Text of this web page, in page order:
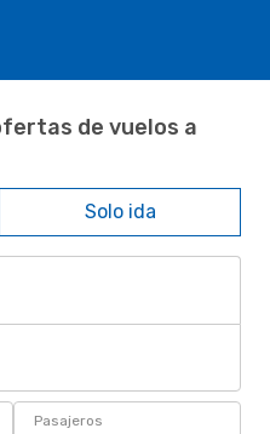
de vuelos a
Solo ida
Pasajeros